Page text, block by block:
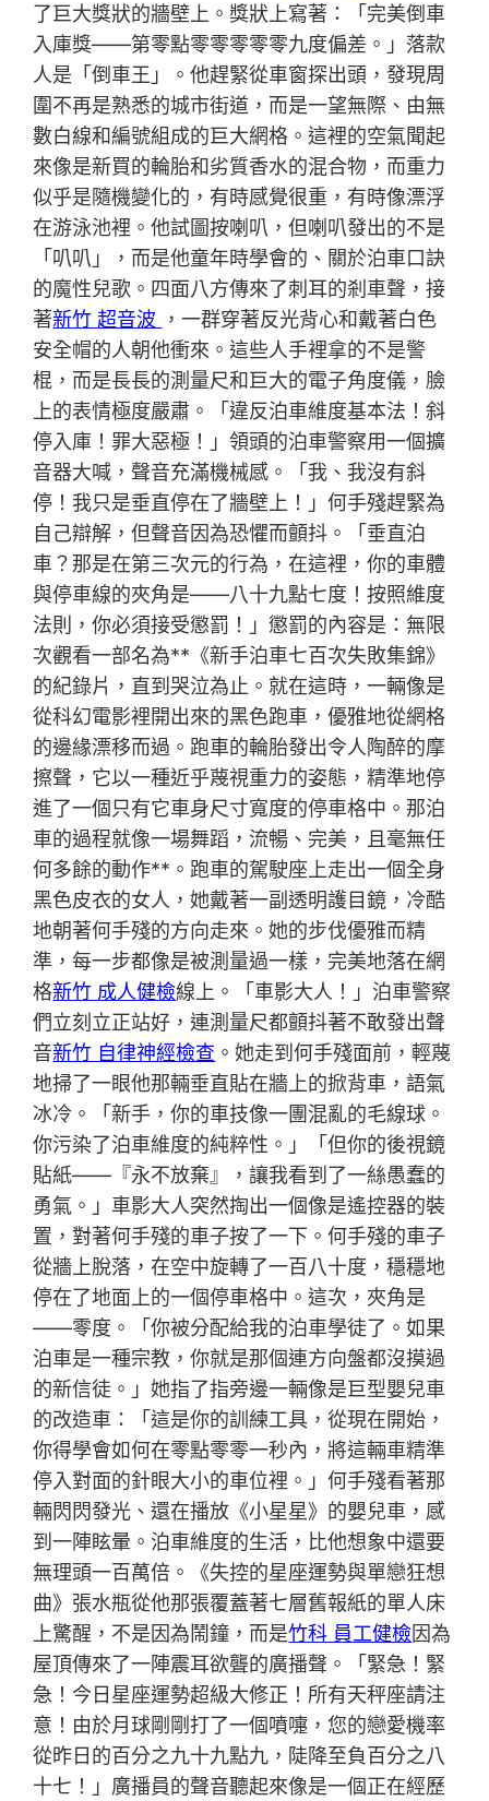
了巨大獎狀的牆壁上。獎狀上寫著：「完美倒車
入庫獎——第零點零零零零零九度偏差。」落款
人是「倒車王」。他趕緊從車窗探出頭，發現周
圍不再是熟悉的城市街道，而是一望無際、由無
數白線和編號組成的巨大網格。這裡的空氣聞起
來像是新買的輪胎和劣質香水的混合物，而重力
似乎是隨機變化的，有時感覺很重，有時像漂浮
在游泳池裡。他試圖按喇叭，但喇叭發出的不是
「叭叭」，而是他童年時學會的、關於泊車口訣
的魔性兒歌。四面八方傳來了刺耳的剎車聲，接
著新竹 超音波
，一群穿著反光背心和戴著白色
安全帽的人朝他衝來。這些人手裡拿的不是警
棍，而是長長的測量尺和巨大的電子角度儀，臉
上的表情極度嚴肅。「違反泊車維度基本法！斜
停入庫！罪大惡極！」領頭的泊車警察用一個擴
音器大喊，聲音充滿機械感。「我、我沒有斜
停！我只是垂直停在了牆壁上！」何手殘趕緊為
自己辯解，但聲音因為恐懼而顫抖。「垂直泊
車？那是在第三次元的行為，在這裡，你的車體
與停車線的夾角是——八十九點七度！按照維度
法則，你必須接受懲罰！」懲罰的內容是：無限
次觀看一部名為**《新手泊車七百次失敗集錦》
的紀錄片，直到哭泣為止。就在這時，一輛像是
從科幻電影裡開出來的黑色跑車，優雅地從網格
的邊緣漂移而過。跑車的輪胎發出令人陶醉的摩
擦聲，它以一種近乎蔑視重力的姿態，精準地停
進了一個只有它車身尺寸寬度的停車格中。那泊
車的過程就像一場舞蹈，流暢、完美，且毫無任
何多餘的動作**。跑車的駕駛座上走出一個全身
黑色皮衣的女人，她戴著一副透明護目鏡，冷酷
地朝著何手殘的方向走來。她的步伐優雅而精
準，每一步都像是被測量過一樣，完美地落在網
格新竹 成人健檢線上。「車影大人！」泊車警察
們立刻立正站好，連測量尺都顫抖著不敢發出聲
音新竹 自律神經檢查 。她走到何手殘面前，輕蔑
地掃了一眼他那輛垂直貼在牆上的掀背車，語氣
冰冷。「新手，你的車技像一團混亂的毛線球。
你污染了泊車維度的純粹性。」「但你的後視鏡
貼紙——『永不放棄』，讓我看到了一絲愚蠢的
勇氣。」車影大人突然掏出一個像是遙控器的裝
置，對著何手殘的車子按了一下。何手殘的車子
從牆上脫落，在空中旋轉了一百八十度，穩穩地
停在了地面上的一個停車格中。這次，夾角是
——零度。「你被分配給我的泊車學徒了。如果
泊車是一種宗教，你就是那個連方向盤都沒摸過
的新信徒。」她指了指旁邊一輛像是巨型嬰兒車
的改造車：「這是你的訓練工具，從現在開始，
你得學會如何在零點零零一秒內，將這輛車精準
停入對面的針眼大小的車位裡。」何手殘看著那
輛閃閃發光、還在播放《小星星》的嬰兒車，感
到一陣眩暈。泊車維度的生活，比他想象中還要
無理頭一百萬倍。《失控的星座運勢與單戀狂想
曲》張水瓶從他那張覆蓋著七層舊報紙的單人床
上驚醒，不是因為鬧鐘，而是竹科 員工健檢因為
屋頂傳來了一陣震耳欲聾的廣播聲。「緊急！緊
急！今日星座運勢超級大修正！所有天秤座請注
意！由於月球剛剛打了一個噴嚏，您的戀愛機率
從昨日的百分之九十九點九，陡降至負百分之八
十七！」廣播員的聲音聽起來像是一個正在經歷